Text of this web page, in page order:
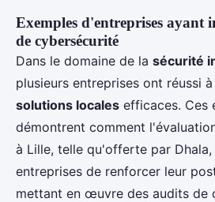
Exemples d'entreprises ayant
de cybersécurité
Dans le domaine de la sécurité
plusieurs entreprises ont réussi
solutions locales efficaces. Ces
démontrent comment
à Lille, telle qu'offerte par
entreprises de renforcer leur
mettant en œuvre des audits de